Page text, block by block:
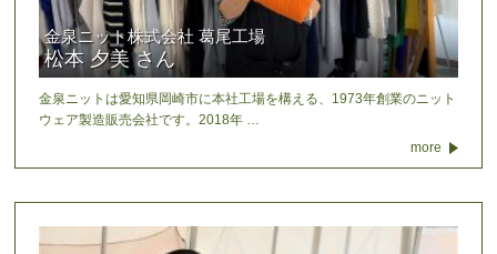
金泉ニット株式会社 葛尾工場
松本 夕美 さん
金泉ニットは愛知県岡崎市に本社工場を構える、1973年創業のニット
ウェア製造販売会社です。2018年 …
more